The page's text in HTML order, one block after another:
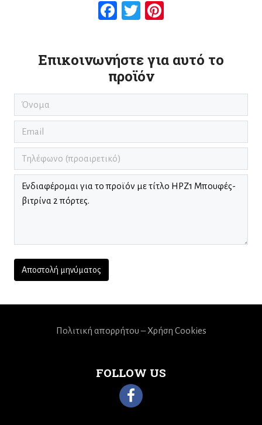
Facebook
Twitter
Επικοινωνήστε για αυτό το
προϊόν
FOLLOW US
Πολιτική απορρήτου – Χρήση Cookies